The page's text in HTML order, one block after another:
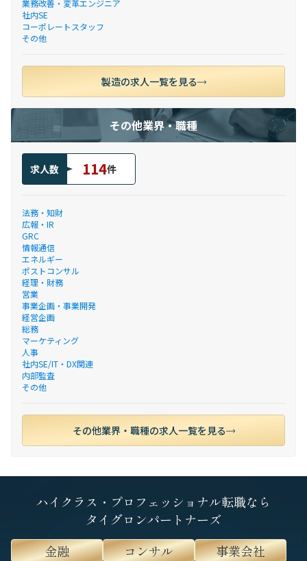
業務改善・変革エンジニア
社内SE
コーポレートスタッフ
その他
製造の求人一覧を見る
その他業界・職種
求人数 114件
法務・知財
広報・IR
GRC
情報通信
エネルギー
ポストコンサル
経理・財務
営業
事業企画・事業開発
経営企画
総務
マーケティング
人事
社内SE/IT・DX関連
内部監査
その他
その他業界・職種の求人一覧を見る
ハイクラス・プロフェッショナル転職なら
タイグロンパートナーズ
金融
コンサル 事業会社